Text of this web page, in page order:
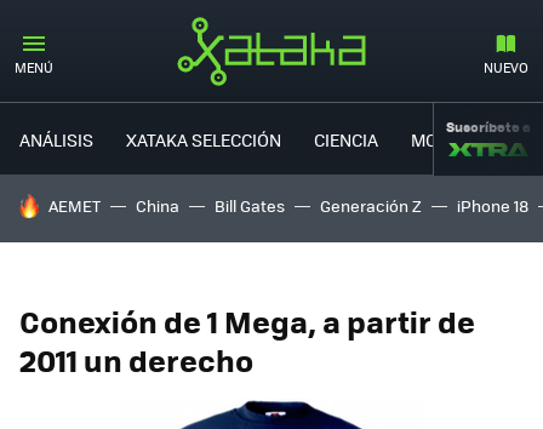
MENÚ NUEVO
ANÁLISIS XATAKA SELECCIÓN CIENCIA MOVILIDAD
Suscríbete a
HOY SE HABLA DE
AEMET China Bill Gates Generación Z iPhone 18
Conexión de 1 Mega, a partir de
2011 un derecho